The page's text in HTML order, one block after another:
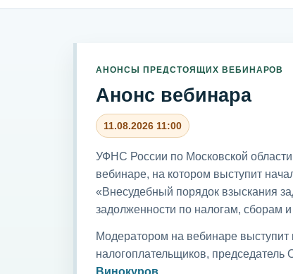
АНОНСЫ ПРЕДСТОЯЩИХ ВЕБИНАРОВ
Анонс вебинара
11.08.2026 11:00
УФНС России по Московской области
вебинаре, на котором выступит
«Внесудебный порядок взыскания
задолженности по налогам, сборам
Модератором на вебинаре выступит
налогоплательщиков,